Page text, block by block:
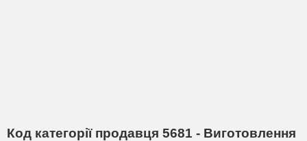
Код категорії продавця 5681 - Виготовлення